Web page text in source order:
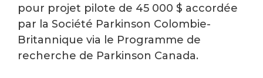
pour projet pilote de 45 000 $ accordée
par la Société Parkinson Colombie-
Britannique via le Programme de
recherche de Parkinson Canada.